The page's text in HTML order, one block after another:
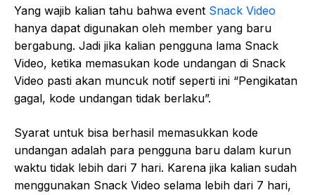
Yang wajib kalian tahu bahwa event Snack Video
hanya dapat digunakan oleh member yang baru
bergabung. Jadi jika kalian pengguna lama Snack
Video, ketika memasukan kode undangan di Snack
Video pasti akan muncuk notif seperti ini “Pengikatan
gagal, kode undangan tidak berlaku”.
Syarat untuk bisa berhasil memasukkan kode
undangan adalah para pengguna baru dalam kurun
waktu tidak lebih dari 7 hari. Karena jika kalian sudah
menggunakan Snack Video selama lebih dari 7 hari,